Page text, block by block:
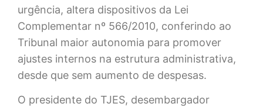
urgência, altera dispositivos da Lei
Complementar nº 566/2010, conferindo ao
Tribunal maior autonomia para promover
ajustes internos na estrutura administrativa,
desde que sem aumento de despesas.
O presidente do TJES, desembargador